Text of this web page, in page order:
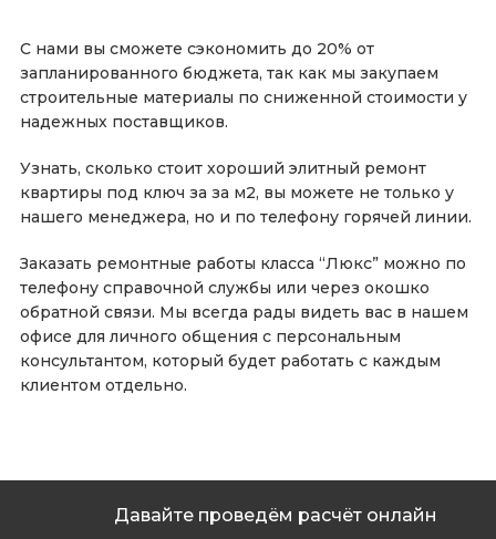
С нами вы сможете сэкономить до 20% от
запланированного бюджета, так как мы закупаем
строительные материалы по сниженной стоимости у
надежных поставщиков.
Узнать, сколько стоит хороший элитный ремонт
квартиры под ключ за за м2, вы можете не только у
нашего менеджера, но и по телефону горячей линии.
Заказать ремонтные работы класса “Люкс” можно по
телефону справочной службы или через окошко
обратной связи. Мы всегда рады видеть вас в нашем
офисе для личного общения с персональным
консультантом, который будет работать с каждым
клиентом отдельно.
Давайте проведём расчёт онлайн